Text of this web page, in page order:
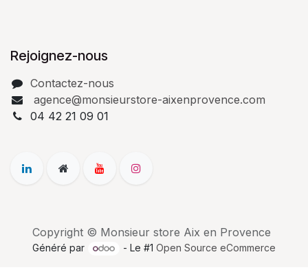
Rejoignez-nous
Contactez-nous
agence@monsieurstore-aixenprovence.com
04 42 21 09 01
Copyright © Monsieur store Aix en Provence
Généré par - Le #1Open Source eCommerce